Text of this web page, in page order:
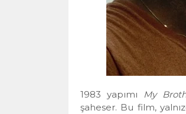
1983 yapımı My
şaheser. Bu film,